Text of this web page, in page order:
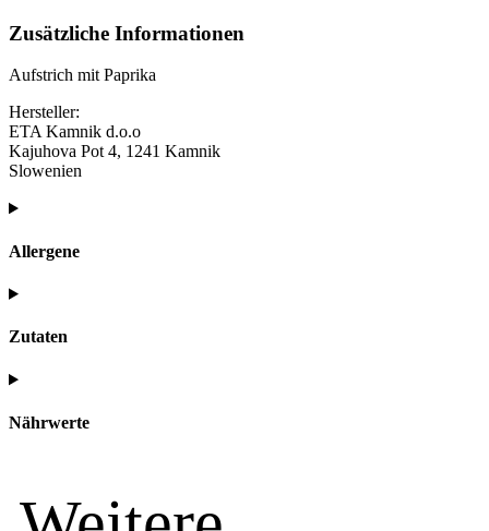
Zusätzliche Informationen
Aufstrich mit Paprika
Hersteller:
ETA Kamnik d.o.o
Kajuhova Pot 4, 1241 Kamnik
Slowenien
Allergene
Zutaten
Nährwerte